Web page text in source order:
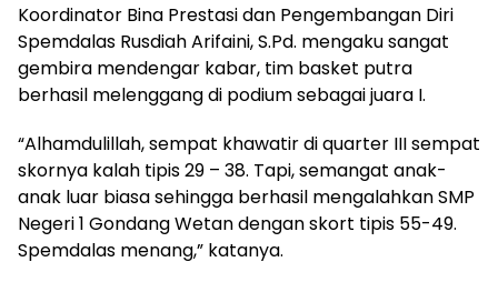
Koordinator Bina Prestasi dan Pengembangan Diri
Spemdalas Rusdiah Arifaini, S.Pd. mengaku sangat
gembira mendengar kabar, tim basket putra
berhasil melenggang di podium sebagai juara I.
“Alhamdulillah, sempat khawatir di quarter III sempat
skornya kalah tipis 29 – 38. Tapi, semangat anak-
anak luar biasa sehingga berhasil mengalahkan SMP
Negeri 1 Gondang Wetan dengan skort tipis 55-49.
Spemdalas menang,” katanya.